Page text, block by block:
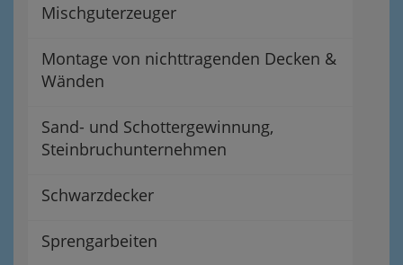
Mischguterzeuger
Montage von nichttragenden Decken &
Wänden
Sand- und Schottergewinnung,
Steinbruchunternehmen
Schwarzdecker
Sprengarbeiten